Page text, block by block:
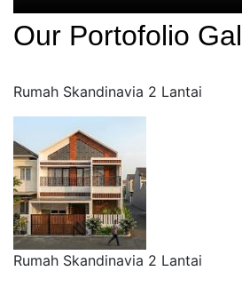
Our Portofolio
Rumah Skandinavia 2 Lantai
Rumah Skandinavia 2 Lantai